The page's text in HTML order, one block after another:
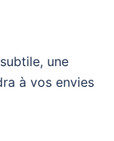
une
à vos envies